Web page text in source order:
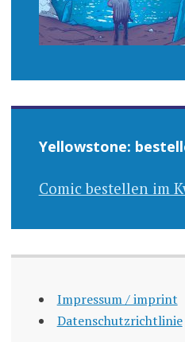
Yellowstone:
Comic bestellen im
Impressum / imprint
Datenschutzrichtlinie